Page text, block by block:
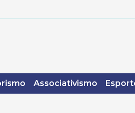
Associativismo